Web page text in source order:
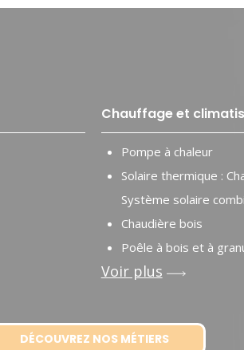
Chauffage et
Pompe à chaleur
Solaire thermique :
Système solaire
Chaudière bois
Poêle à bois et à
Voir plus
DÉCOUVREZ NOS MÉTIERS